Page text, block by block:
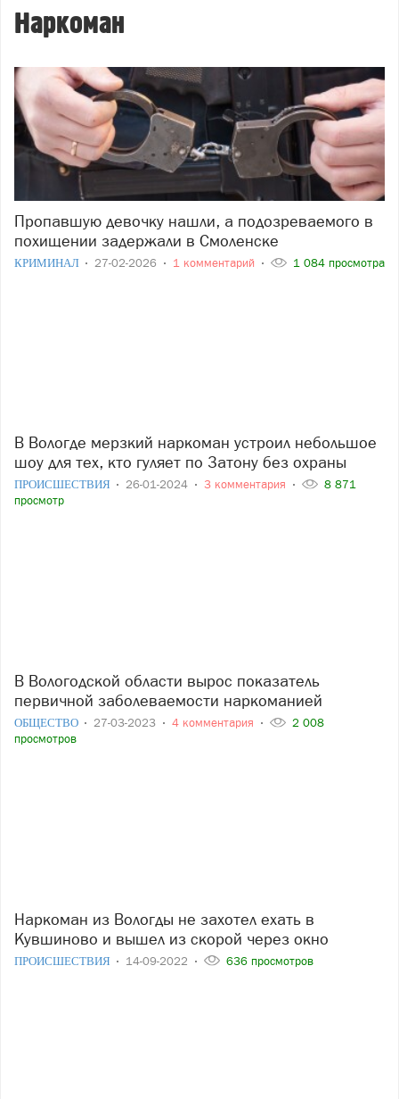
Наркоман
Пропавшую девочку нашли, а подозреваемого в
похищении задержали в Смоленске
КРИМИНАЛ 27-02-2026 1 комментарий 1 084 просмотра
В Вологде мерзкий наркоман устроил небольшое
шоу для тех, кто гуляет по Затону без охраны
ПРОИСШЕСТВИЯ 26-01-2024 3 комментария
8 871
просмотр
В Вологодской области вырос показатель
первичной заболеваемости наркоманией
ОБЩЕСТВО 27-03-2023 4 комментария
2 008
просмотров
Наркоман из Вологды не захотел ехать в
Кувшиново и вышел из скорой через окно
ПРОИСШЕСТВИЯ 14-09-2022 636 просмотров